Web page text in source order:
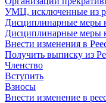
УМЦ, исключенные из
Дисциплинарные меры
Дисциплинарные меры
Внести изменения в
Получить выписку из
Членство
Вступить
Взносы
Внести изменение в